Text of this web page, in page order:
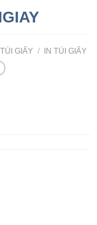
GIẤY / IN TÚI GIẤY